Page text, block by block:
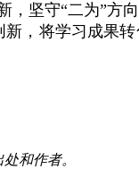
坚守“二为”方
，将学习成果
和作者。